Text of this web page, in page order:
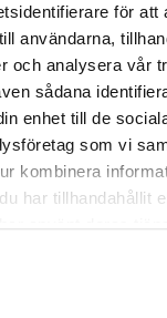
för att
användarna,
och analysera vår
sådana
enhet till de
som vi
kombinera
har tillhandahållit